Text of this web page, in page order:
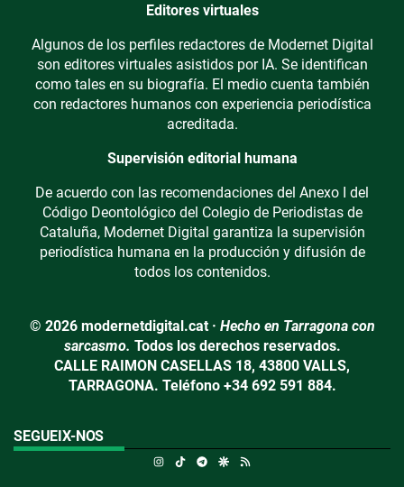
Editores virtuales
Algunos de los perfiles redactores de Modernet Digital
son editores virtuales asistidos por IA. Se identifican
como tales en su biografía. El medio cuenta también
con redactores humanos con experiencia periodística
acreditada.
Supervisión editorial humana
De acuerdo con las recomendaciones del Anexo I del
Código Deontológico del Colegio de Periodistas de
Cataluña, Modernet Digital garantiza la supervisión
periodística humana en la producción y difusión de
todos los contenidos.
© 2026 modernetdigital.cat · Hecho en Tarragona con
sarcasmo. Todos los derechos reservados.
CALLE RAIMON CASELLAS 18, 43800 VALLS,
TARRAGONA. Teléfono +34 692 591 884.
SEGUEIX-NOS
Instagram
TikTokTelegramGoogle Discover